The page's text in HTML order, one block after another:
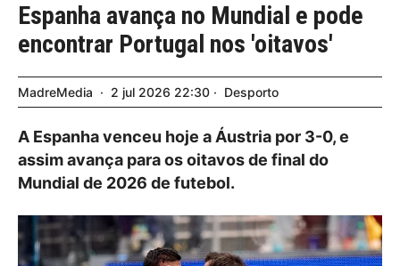
Espanha avança no Mundial e pode
encontrar Portugal nos 'oitavos'
MadreMedia 2 jul 2026 22:30 Desporto
A Espanha venceu hoje a Áustria por 3-0, e
assim avança para os oitavos de final do
Mundial de 2026 de futebol.